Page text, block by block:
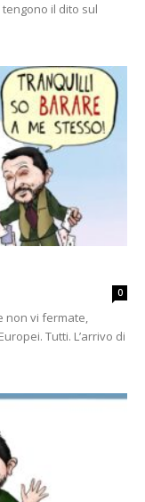
il dito sul
0
non vi fermate,
Tutti. L’arrivo di